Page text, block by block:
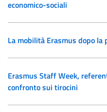
economico-sociali
La mobilità Erasmus dopo la
Erasmus Staff Week,
confronto sui tirocini